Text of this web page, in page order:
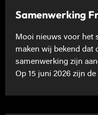
Samenwerking
Mooi nieuws voor het
maken wij bekend dat
samenwerking zijn
Op 15 juni 2026 zijn de